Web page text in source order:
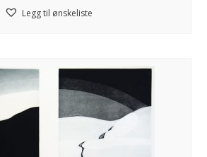
Legg til ønskeliste